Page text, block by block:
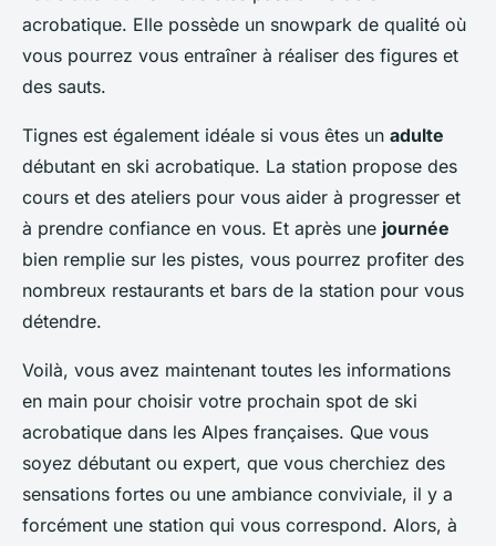
acrobatique. Elle possède un snowpark de qualité où
vous pourrez vous entraîner à réaliser des figures et
des sauts.
Tignes est également idéale si vous êtes un adulte
débutant en ski acrobatique. La station propose des
cours et des ateliers pour vous aider à progresser et
à prendre confiance en vous. Et après une journée
bien remplie sur les pistes, vous pourrez profiter des
nombreux restaurants et bars de la station pour vous
détendre.
Voilà, vous avez maintenant toutes les informations
en main pour choisir votre prochain spot de ski
acrobatique dans les Alpes françaises. Que vous
soyez débutant ou expert, que vous cherchiez des
sensations fortes ou une ambiance conviviale, il y a
forcément une station qui vous correspond. Alors, à